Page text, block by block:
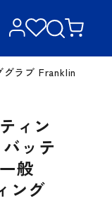
ラブ Franklin
ィン
ッテ
般
ング